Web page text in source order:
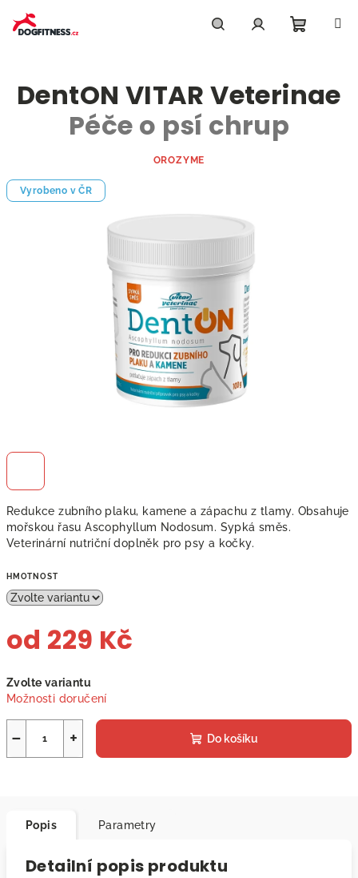
obsah
košík
Redukce zubního plaku, kamene a zápachu z tlamy. Obsahuje
mořskou řasu Ascophyllum Nodosum. Sypká směs.
Veterinární nutriční doplněk pro psy a kočky.
HMOTNOST
od 229 Kč
cena:
Zvolte variantu
Možnosti doručení
+
− Do košíku
DentON VITAR Veterinae
Péče o psí chrup
OROZYME
Vyrobeno v ČR
Popis Parametry
Detailní popis produktu